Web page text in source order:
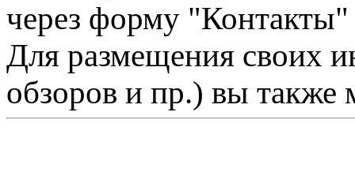
через форму "Контакты"
Для размещения своих
обзоров и пр.) вы также